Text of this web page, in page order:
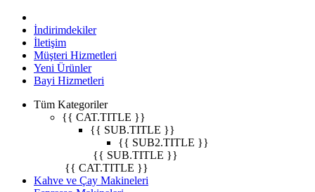
İndirimdekiler
İletişim
Müşteri Hizmetleri
Yeni Ürünler
Bayi Hizmetleri
Tüm Kategoriler
{{ CAT.TITLE }}
{{ SUB.TITLE }}
{{ SUB2.TITLE }}
{{ SUB.TITLE }}
{{ CAT.TITLE }}
Kahve ve Çay Makineleri